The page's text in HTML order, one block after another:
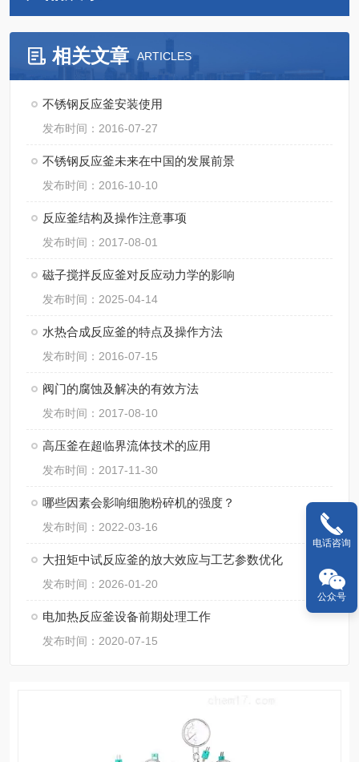
相关文章 ARTICLES
不锈钢反应釜安装使用
发布时间：2016-07-27
不锈钢反应釜未来在中国的发展前景
发布时间：2016-10-10
反应釜结构及操作注意事项
发布时间：2017-08-01
磁子搅拌反应釜对反应动力学的影响
发布时间：2025-04-14
水热合成反应釜的特点及操作方法
发布时间：2016-07-15
阀门的腐蚀及解决的有效方法
发布时间：2017-08-10
高压釜在超临界流体技术的应用
发布时间：2017-11-30
哪些因素会影响细胞粉碎机的强度？
发布时间：2022-03-16
大扭矩中试反应釜的放大效应与工艺参数优化
发布时间：2026-01-20
电加热反应釜设备前期处理工作
发布时间：2020-07-15
电话咨询
公众号